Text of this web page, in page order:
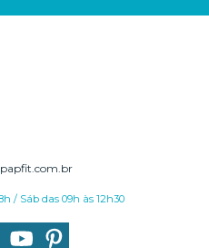
/ Sáb das 09h às 12h30